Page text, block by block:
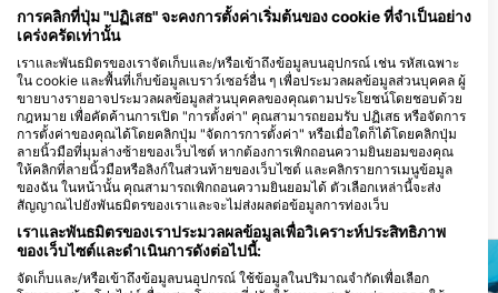
TANK’D PRO DIVE CENTER
UTILA, Tim Hammar
Main Street - Utila, Bay Islands,
Utila - Bay Islands, OH - ฮอนดูรัส
Captain Morgan’s Dive
School Utila
SANDY BAY, 34201 UTILA - Bay
Islands, ฮอนดูรัส
สถานที่ดำน้ำ ในบริเวณใกล้เคียง
การคลิกที่ปุ่ม "ปฏิเสธ" จะคงการตั้งค่าเริ่มต้นของ cookie ที่จำเป็นอย่าง
เคร่งครัดเท่านั้น
เราและพันธมิตรของเราจัดเก็บและ/หรือเข้าถึงข้อมูลบนอุปกรณ์ เช่น รหัสเฉพาะ
ใน cookie และพื้นที่เก็บข้อมูลเบราว์เซอร์อื่น ๆ เพื่อประมวลผลข้อมูลส่วนบุคคล ผู้
ขายบางรายอาจประมวลผลข้อมูลส่วนบุคคลของคุณตามประโยชน์โดยชอบด้วย
กฎหมาย เพื่อคัดค้านการเปิด "การตั้งค่า" คุณสามารถยอมรับ ปฏิเสธ หรือจัดการ
การตั้งค่าของคุณได้โดยคลิกปุ่ม "จัดการการตั้งค่า" หรือเมื่อใดก็ได้โดยคลิกปุ่ม
ลายนิ้วมือที่มุมล่างซ้ายของเว็บไซต์ หากต้องการเพิกถอนความยินยอมของคุณ
ให้คลิกที่ลายนิ้วมือหรือลิงก์ในส่วนท้ายของเว็บไซต์ และคลิกรายการเมนูข้อมูล
ของฉัน ในหน้านั้น คุณสามารถเพิกถอนความยินยอมได้ ตัวเลือกเหล่านี้จะส่ง
สัญญาณไปยังพันธมิตรของเราและจะไม่ส่งผลต่อข้อมูลการท่องเว็บ
เราและพันธมิตรของเราประมวลผลข้อมูลเพื่อวิเคราะห์ประสิทธิภาพ
ของเว็บไซต์และดำเนินการดังต่อไปนี้:
จัดเก็บและ/หรือเข้าถึงข้อมูลบนอุปกรณ์ ใช้ข้อมูลในปริมาณจำกัดเพื่อเลือก